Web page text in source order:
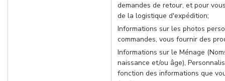
demandes de retour, et pour
de la logistique d'expédition;
Informations sur les photos
commandes, vous fournir des
Informations sur le Ménage
naissance et/ou âge),
fonction des informations que